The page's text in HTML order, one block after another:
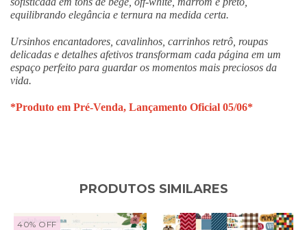
equilibrando elegância e ternura na medida certa.
Ursinhos encantadores, cavalinhos, carrinhos retrô, roupas
delicadas e detalhes afetivos transformam cada página em um
espaço perfeito para guardar os momentos mais preciosos da
vida.
*Produto em Pré-Venda, Lançamento Oficial 05/06*
PRODUTOS SIMILARES
40% OFF